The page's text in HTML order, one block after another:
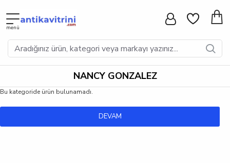
NANCY GONZALEZ
Bu kategoride ürün bulunamadı.
DEVAM